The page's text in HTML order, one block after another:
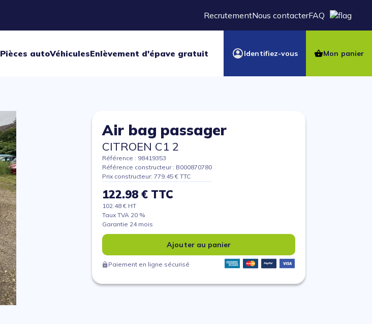
RecrutementNous contacterFAQ
Pièces autoVéhiculesEnlèvement d'épave gratuit Identifiez-vous Mon panier
Air bag passager
CITROEN C1 2
Référence : 98419353
Référence constructeur : B000870780
Prix constructeur: 779.45 € TTC
122.98 € TTC
102.48 € HT
Taux TVA 20 %
Garantie 24 mois
Ajouter au panier
Paiement en ligne sécurisé